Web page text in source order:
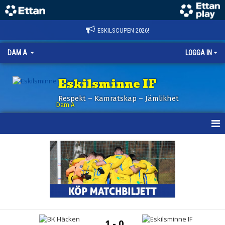
ESKILSCUPEN 2026!
DAM A LOGGA IN
Eskilsminne IF
Respekt – Kamratskap – Jämlikhet
Dam A